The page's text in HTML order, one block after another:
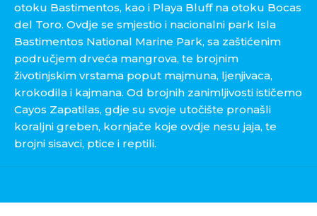
otoku Bastimentos, kao i Playa Bluff na otoku Bocas
del Toro. Ovdje se smjestio i nacionalni park Isla
Bastimentos National Marine Park, sa zaštićenim
područjem drveća mangrova, te brojnim
životinjskim vrstama poput majmuna, ljenjivaca,
krokodila i kajmana. Od brojnih zanimljivosti ističemo
Cayos Zapatilas, gdje su svoje utočište pronašli
koraljni greben, kornjače koje ovdje nesu jaja, te
brojni sisavci, ptice i reptili.